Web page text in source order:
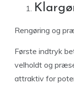
Rengøring og
Første indtryk
velholdt og
attraktiv for